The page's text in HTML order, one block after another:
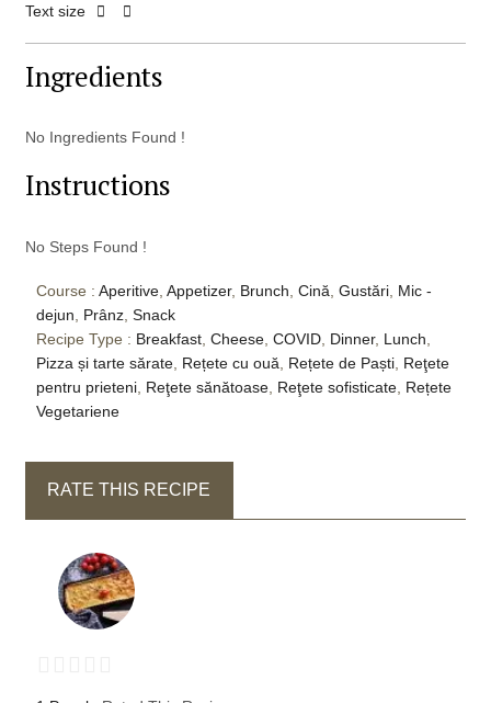
Text size
Ingredients
No Ingredients Found !
Instructions
No Steps Found !
Course : Aperitive, Appetizer, Brunch Cină Gustări, Mic -
dejun
Prânz, Snack
Recipe Type : Breakfast, Cheese, COVID, Dinner, Lunch
Pizza și tarte sărate, Rețete cu ouă Rețete de Paști, Reţete
pentru prieteni, Reţete sănătoase, Reţete sofisticate, Rețete
Vegetariene
RATE THIS RECIPE